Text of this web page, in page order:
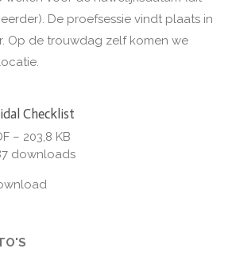
De proefsessie vindt plaats in
Op de trouwdag zelf komen we
Checklist
– 203,8 KB
downloads